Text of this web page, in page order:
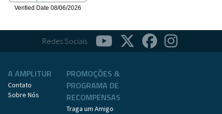
Redes Sociais
A AMPLITUR
Contato
Sobre Nós
PROMOÇÕES &
PROGRAMA DE
RECOMPENSAS
Traga um Amigo